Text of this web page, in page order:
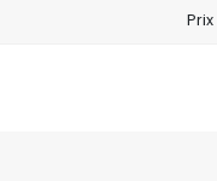
Prix